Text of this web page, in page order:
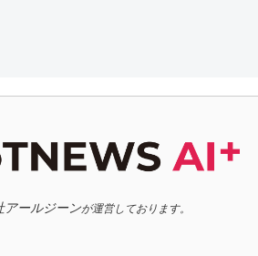
アールジーンが運営しております。